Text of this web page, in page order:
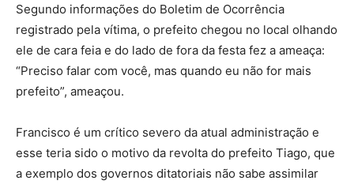
Segundo informações do Boletim de Ocorrência
registrado pela vítima, o prefeito chegou no local olhando
ele de cara feia e do lado de fora da festa fez a ameaça:
“Preciso falar com você, mas quando eu não for mais
prefeito”, ameaçou.
Francisco é um crítico severo da atual administração e
esse teria sido o motivo da revolta do prefeito Tiago, que
a exemplo dos governos ditatoriais não sabe assimilar